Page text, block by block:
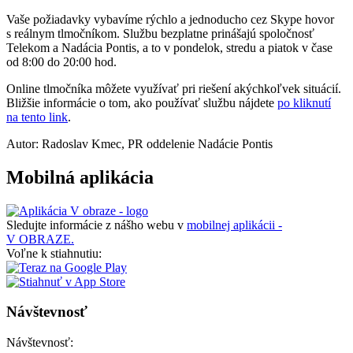
Vaše požiadavky vybavíme rýchlo a jednoducho cez Skype hovor
s reálnym tlmočníkom. Službu bezplatne prinášajú spoločnosť
Telekom a Nadácia Pontis, a to v pondelok, stredu a piatok v čase
od 8:00 do 20:00 hod.
Online tlmočníka môžete využívať pri riešení akýchkoľvek situácií.
Bližšie informácie o tom, ako používať službu nájdete po kliknutí
na tento link.
Autor: Radoslav Kmec, PR oddelenie Nadácie Pontis
Mobilná aplikácia
Sledujte informácie z nášho webu v mobilnej aplikácii -
V OBRAZE.
Voľne k stiahnutiu:
Návštevnosť
Návštevnosť: